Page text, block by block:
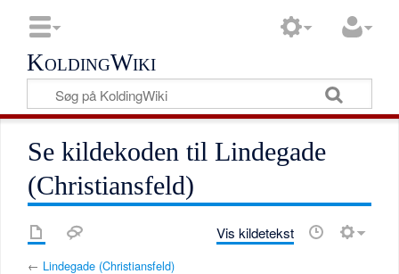
KoldingWiki
Se kildekoden til Lindegade
(Christiansfeld)
Vis kildetekst
← Lindegade (Christiansfeld)